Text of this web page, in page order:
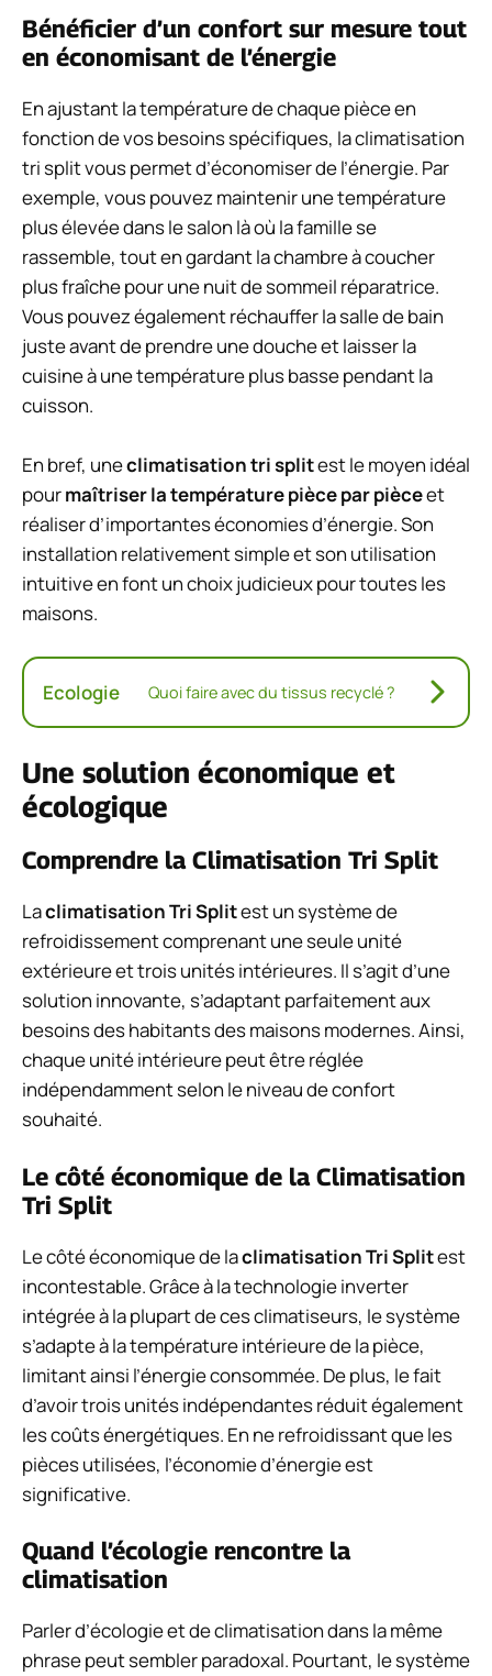
Bénéficier d’un confort sur mesure tout
en économisant de l’énergie
En ajustant la température de chaque pièce en
fonction de vos besoins spécifiques, la climatisation
tri split vous permet d’économiser de l’énergie. Par
exemple, vous pouvez maintenir une température
plus élevée dans le salon là où la famille se
rassemble, tout en gardant la chambre à coucher
plus fraîche pour une nuit de sommeil réparatrice.
Vous pouvez également réchauffer la salle de bain
juste avant de prendre une douche et laisser la
cuisine à une température plus basse pendant la
cuisson.
En bref, uneclimatisation tri splitest le moyen idéal
pourmaîtriser la température pièce par pièceet
réaliser d’importantes économies d’énergie. Son
installation relativement simple et son utilisation
intuitive en font un choix judicieux pour toutes les
maisons.
Ecologie Quoi faire avec du tissus recyclé ?
Une solution économique et
écologique
Comprendre la Climatisation Tri Split
Laclimatisation Tri Splitest un système de
refroidissement comprenant une seule unité
extérieure et trois unités intérieures. Il s’agit d’une
solution innovante, s’adaptant parfaitement aux
besoins des habitants des maisons modernes. Ainsi,
chaque unité intérieure peut être réglée
indépendamment selon le niveau de confort
souhaité.
Le côté économique de la Climatisation
Tri Split
Le côté économique de laclimatisation Tri Splitest
incontestable. Grâce à la technologie inverter
intégrée à la plupart de ces climatiseurs, le système
s’adapte à la température intérieure de la pièce,
limitant ainsi l’énergie consommée. De plus, le fait
d’avoir trois unités indépendantes réduit également
les coûts énergétiques. En ne refroidissant que les
pièces utilisées, l’économie d’énergie est
significative.
Quand l’écologie rencontre la
climatisation
Parler d’écologie et de climatisation dans la même
phrase peut sembler paradoxal. Pourtant, le système